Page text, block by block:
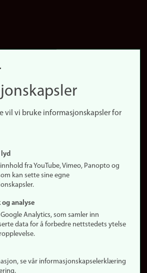
vil vi bruke informasjonskapsler for
lyd
fra YouTube, Vimeo, Panopto og
kan sette sine egne
analyse
Analytics, som samler inn
data for å forbedre nettstedets ytelse
se vår informasjonskapselerklæring